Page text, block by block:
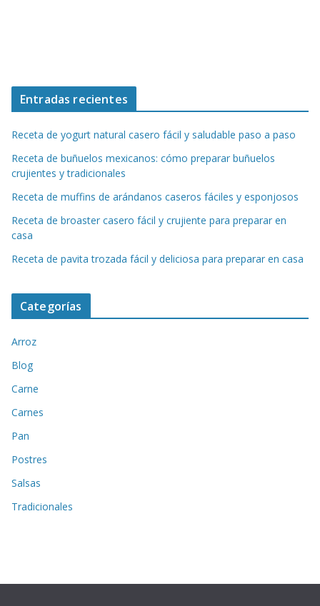
Entradas recientes
Receta de yogurt natural casero fácil y saludable paso a paso
Receta de buñuelos mexicanos: cómo preparar buñuelos
crujientes y tradicionales
Receta de muffins de arándanos caseros fáciles y esponjosos
Receta de broaster casero fácil y crujiente para preparar en
casa
Receta de pavita trozada fácil y deliciosa para preparar en casa
Categorías
Arroz
Blog
Carne
Carnes
Pan
Postres
Salsas
Tradicionales